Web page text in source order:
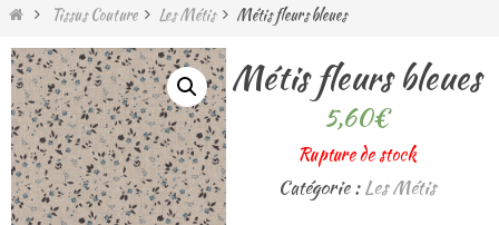
HomeTissus Couture Les Métis Métis fleurs bleues
Métis fleurs bleues
5,60€
Rupture de stock
Catégorie :Les Métis